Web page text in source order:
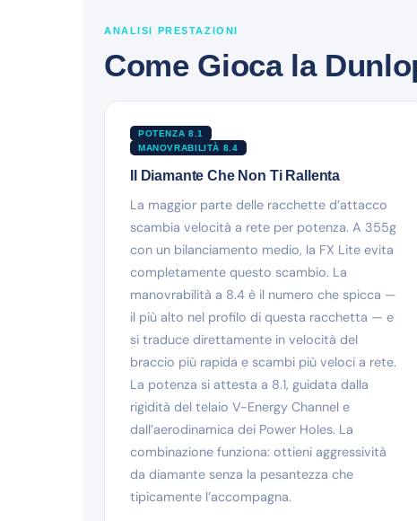
ANALISI PRESTAZIONI
Come Gioca la
POTENZA 8.1
MANOVRABILITÀ 8.4
Il Diamante Che Non Ti Rallenta
La maggior parte delle racchette d’attacco
scambia velocità a rete per potenza. A 355g
con un bilanciamento medio, la FX Lite evita
completamente questo scambio. La
manovrabilità a 8.4 è il numero che spicca —
il più alto nel profilo di questa racchetta — e
si traduce direttamente in velocità del
braccio più rapida e scambi più veloci a rete.
La potenza si attesta a 8.1, guidata dalla
rigidità del telaio V-Energy Channel e
dall’aerodinamica dei Power Holes. La
combinazione funziona: ottieni aggressività
da diamante senza la pesantezza che
tipicamente l’accompagna.